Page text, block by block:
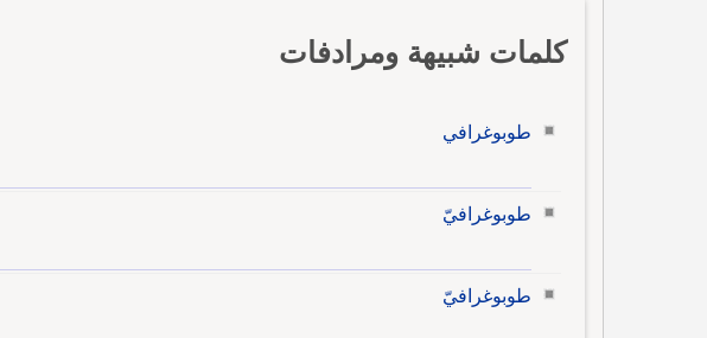
كلمات شبيهة ومرادفات
طوبوغرافي
طوبوغرافيّ
طوبوغرافيّ